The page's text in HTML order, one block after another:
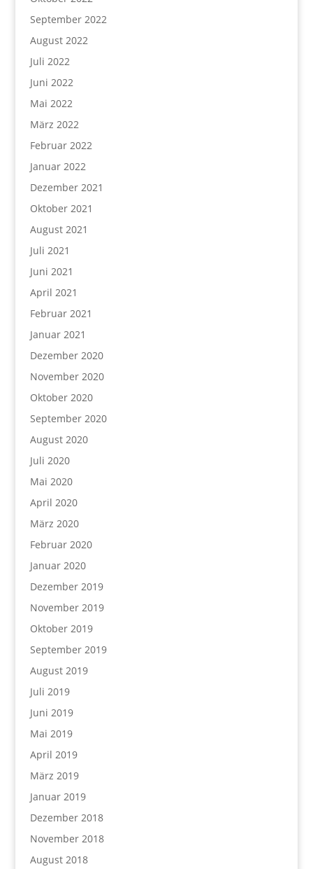
September 2022
August 2022
Juli 2022
Juni 2022
Mai 2022
März 2022
Februar 2022
Januar 2022
Dezember 2021
Oktober 2021
August 2021
Juli 2021
Juni 2021
April 2021
Februar 2021
Januar 2021
Dezember 2020
November 2020
Oktober 2020
September 2020
August 2020
Juli 2020
Mai 2020
April 2020
März 2020
Februar 2020
Januar 2020
Dezember 2019
November 2019
Oktober 2019
September 2019
August 2019
Juli 2019
Juni 2019
Mai 2019
April 2019
März 2019
Januar 2019
Dezember 2018
November 2018
August 2018